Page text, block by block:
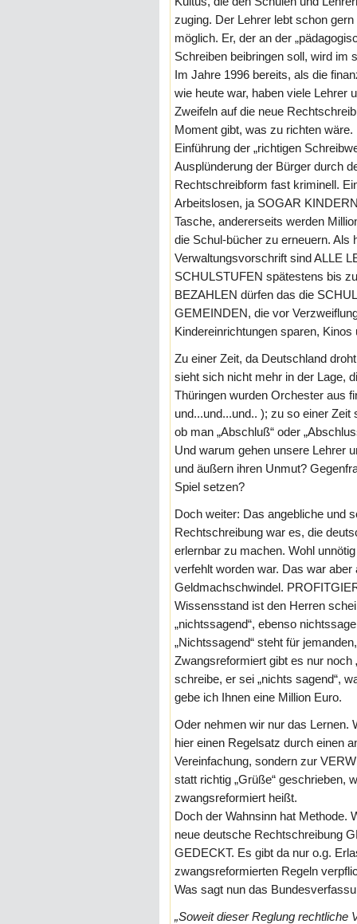
zuging. Der Lehrer lebt schon
möglich. Er, der an der
Schreiben beibringen soll, wird im
Im Jahre 1996 bereits, als die
wie heute war, haben viele Lehrer
Zweifeln auf die neue
Moment gibt, was zu richten
Einführung der „richtigen
Ausplünderung der Bürger durch
Rechtschreibform fast kriminell.
Arbeitslosen, ja SOGAR
Tasche, andererseits werden
die Schul-bücher zu erneuern. Als
Verwaltungsvorschrift sind ALLE
SCHULSTUFEN spätestens bis
BEZAHLEN dürfen das die
GEMEINDEN, die vor
Kindereinrichtungen sparen,
Zu einer Zeit, da Deutschland
sieht sich nicht mehr in der Lage,
Thüringen wurden Orchester aus
und...und...und.. ); zu so einer
ob man „Abschluß“ oder
Und warum gehen unsere Lehrer
und äußern ihren Unmut?
Spiel setzen?
Doch weiter: Das angebliche und
Rechtschreibung war es, die
erlernbar zu machen. Wohl
verfehlt worden war. Das war
Geldmachschwindel.
Wissensstand ist den Herren
„nichtssagend“, ebenso
„Nichtssagend“ steht für
Zwangsreformiert gibt es nur noch
schreibe, er sei „nichts sagend“,
gebe ich Ihnen eine Million Euro.
Oder nehmen wir nur das Lernen.
hier einen Regelsatz durch einen
Vereinfachung, sondern zur
statt richtig „Grüße“ geschrieben,
zwangsreformiert heißt.
Doch der Wahnsinn hat Methode.
neue deutsche Rechtschreibung
GEDECKT. Es gibt da nur o.g.
zwangsreformierten Regeln
Was sagt nun das
„Soweit dieser Reglung rechtliche